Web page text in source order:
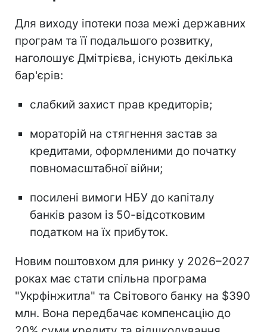
Для виходу іпотеки поза межі державних
програм та її подальшого розвитку,
наголошує Дмітрієва, існують декілька
бар'єрів:
слабкий захист прав кредиторів;
мораторій на стягнення застав за
кредитами, оформленими до початку
повномасштабної війни;
посилені вимоги НБУ до капіталу
банків разом із 50-відсотковим
податком на їх прибуток.
Новим поштовхом для ринку у 2026–2027
роках має стати спільна програма
"Укрфінжитла" та Світового банку на $390
млн. Вона передбачає компенсацію до